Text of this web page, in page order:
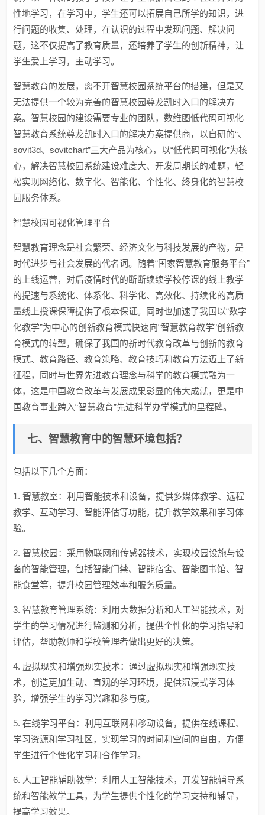
性地学习，在学习中，学生还可以拓展自己所学的知识，进
行问题的收集、处理，在认识的过程中发现问题、解决问
题，这不仅提高了教育质量，还培养了学生的创新精神，让
学生爱上学习，主动学习。
智慧教育的发展，离不开智慧校园系统平台的搭建，但是又
无法提供一个较为完善的智慧校园尊龙凯时入口的解决方
案。智慧校园的建设需要专业的团队，数维图低代码可视化
智慧教育系统尊龙凯时入口的解决方案提供商，以自研的“、
sovit3d、sovitchart”三大产品为核心，以“低代码可视化”为核
心，解决智慧校园系统建设难度大、开发周期长的难题，轻
松实现网络化、数字化、智能化、个性化、终身化的智慧校
园服务体系。
智慧校园可视化管理平台
智慧教育理念是社会繁荣、经济文化与科技发展的产物，是
时代进步与社会发展的代名词。随着“国家智慧教育服务平台”
的上线运营，对后疫情时代的断断续续学校停课的线上教学
的提速与系统化、体系化、科学化、高效化、持续化的高质
量线上授课保障提供了根本保证。同时也加速了我国以“数字
化教学”为中心的创新教育模式快速向“智慧教育教学”创新教
育模式的转型，确保了我国的新时代教育改革与创新的教育
模式、教育路径、教育策略、教育技巧和教育方法迈上了新
征程，同时与世界先进教育理念与科学的教育模式融为一
体，这是中国教育改革与发展成果彰显的伟大成就，更是中
国教育事业跨入“智慧教育”先进科学办学模式的里程碑。
七、智慧教育中的智慧环境包括？
包括以下几个方面：
1. 智慧教室：利用智能技术和设备，提供多媒体教学、远程
教学、互动学习、智能评估等功能，提升教学效果和学习体
验。
2. 智慧校园：采用物联网和传感器技术，实现校园设施与设
备的智能管理，包括智能门禁、智能宿舍、智能图书馆、智
能食堂等，提升校园管理效率和服务质量。
3. 智慧教育管理系统：利用大数据分析和人工智能技术，对
学生的学习情况进行监测和分析，提供个性化的学习指导和
评估，帮助教师和学校管理者做出更好的决策。
4. 虚拟现实和增强现实技术：通过虚拟现实和增强现实技
术，创造更加生动、直观的学习环境，提供沉浸式学习体
验，增强学生的学习兴趣和参与度。
5. 在线学习平台：利用互联网和移动设备，提供在线课程、
学习资源和学习社区，实现学习的时间和空间的自由，方便
学生进行个性化学习和合作学习。
6. 人工智能辅助教学：利用人工智能技术，开发智能辅导系
统和智能教学工具，为学生提供个性化的学习支持和辅导，
提高学习效果。